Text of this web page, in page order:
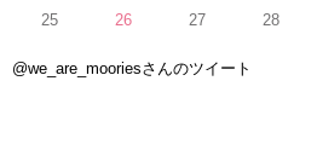
25
26 27 28
@we_are_mooriesさんのツイート